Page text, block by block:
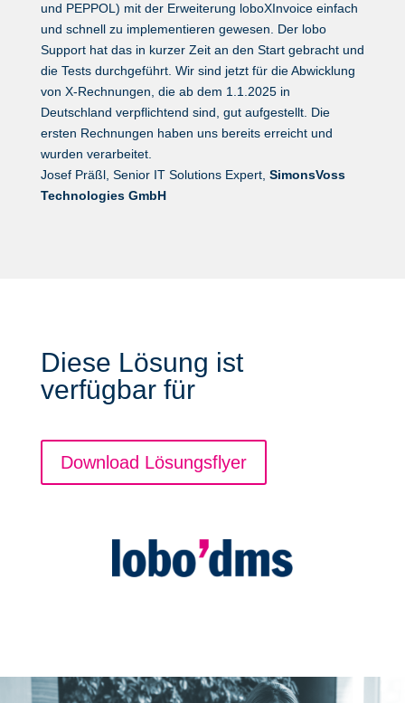
und PEPPOL) mit der Erweiterung loboXInvoice einfach
und schnell zu implementieren gewesen. Der lobo
Support hat das in kurzer Zeit an den Start gebracht und
die Tests durchgeführt. Wir sind jetzt für die Abwicklung
von X-Rechnungen, die ab dem 1.1.2025 in
Deutschland verpflichtend sind, gut aufgestellt. Die
ersten Rechnungen haben uns bereits erreicht und
wurden verarbeitet.
Josef Präßl, Senior IT Solutions Expert, SimonsVoss
Technologies GmbH
Diese Lösung ist
verfügbar für
Download Lösungsflyer